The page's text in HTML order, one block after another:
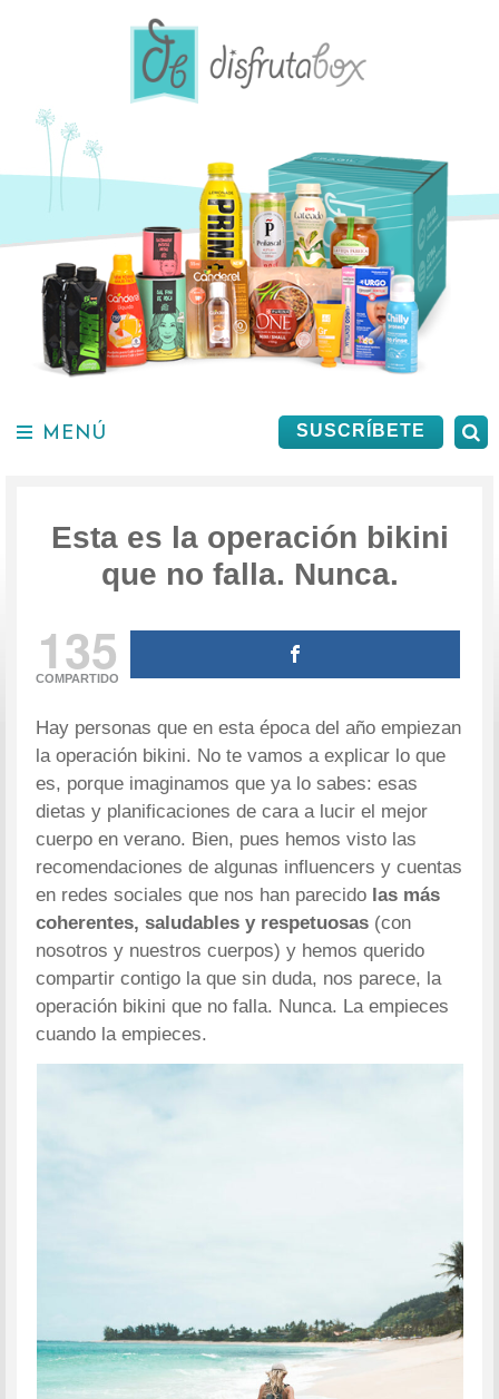
SUSCRÍBETE
MENÚ
Esta es la operación bikini
que no falla. Nunca.
135
COMPARTIDO
Hay personas que en esta época del año empiezan
la operación bikini. No te vamos a explicar lo que
es, porque imaginamos que ya lo sabes: esas
dietas y planificaciones de cara a lucir el mejor
cuerpo en verano. Bien, pues hemos visto las
recomendaciones de algunas influencers y cuentas
en redes sociales que nos han parecido las más
coherentes, saludables y respetuosas (con
nosotros y nuestros cuerpos) y hemos querido
compartir contigo la que sin duda, nos parece, la
operación bikini que no falla. Nunca. La empieces
cuando la empieces.